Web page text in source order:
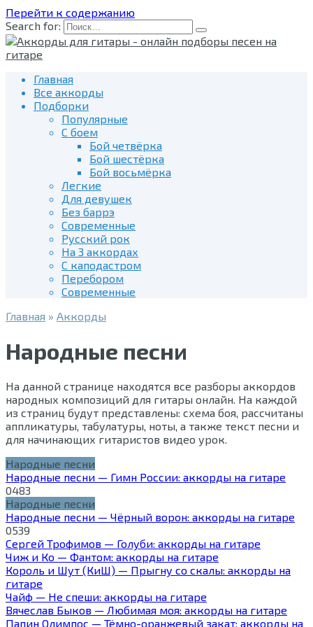
Перейти к содержанию
Search for:
Главная
Все аккорды
Подборки
Популярные
С боем
Бой четвёрка
Бой шестёрка
Бой восьмёрка
Легкие
Для девушек
Без баррэ
Современные
Русский рок
На 3 аккордах
С каподастром
Перебором
Современные
Главная » Аккорды
Народные песни
На данной странице находятся все разборы аккордов
народных композиций для гитары онлайн. На каждой
из страниц будут представлены: схема боя, рассчитаны
аппликатуры, табулатуры, ноты, а также текст песни и
для начинающих гитаристов видео урок.
Народные песни
Народные песни — Гимн России: аккорды на гитаре
0483
Народные песни
Народные песни — Чёрный ворон: аккорды на гитаре
0539
Сергей Трофимов — Голуби: аккорды на гитаре
Чиж и Ко — Фантом: аккорды на гитаре
Король и Шут (КиШ) — Прыгну со скалы: аккорды на
гитаре
Чайф — Не спеши: аккорды на гитаре
Вячеслав Быков — Любимая моя: аккорды на гитаре
Папин Олимпос — Тёмно-оранжевый закат: аккорды на